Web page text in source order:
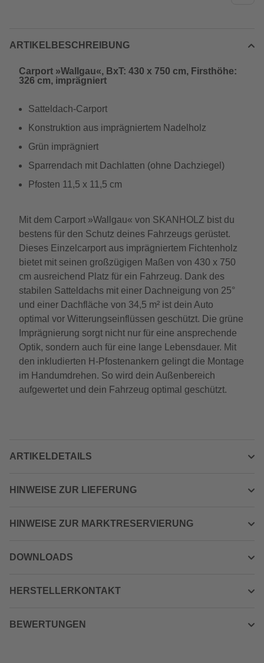
ARTIKELBESCHREIBUNG
Carport »Wallgau«, BxT: 430 x 750 cm, Firsthöhe:
326 cm, imprägniert
Satteldach-Carport
Konstruktion aus imprägniertem Nadelholz
Grün imprägniert
Sparrendach mit Dachlatten (ohne Dachziegel)
Pfosten 11,5 x 11,5 cm
Mit dem Carport »Wallgau« von SKANHOLZ bist du
bestens für den Schutz deines Fahrzeugs gerüstet.
Dieses Einzelcarport aus imprägniertem Fichtenholz
bietet mit seinen großzügigen Maßen von 430 x 750
cm ausreichend Platz für ein Fahrzeug. Dank des
stabilen Satteldachs mit einer Dachneigung von 25°
und einer Dachfläche von 34,5 m² ist dein Auto
optimal vor Witterungseinflüssen geschützt. Die grüne
Imprägnierung sorgt nicht nur für eine ansprechende
Optik, sondern auch für eine lange Lebensdauer. Mit
den inkludierten H-Pfostenankern gelingt die Montage
im Handumdrehen. So wird dein Außenbereich
aufgewertet und dein Fahrzeug optimal geschützt.
ARTIKELDETAILS
HINWEISE ZUR LIEFERUNG
HINWEISE ZUR MARKTRESERVIERUNG
DOWNLOADS
HERSTELLERKONTAKT
BEWERTUNGEN